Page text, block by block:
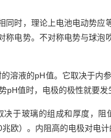
同时，理论上电池电动势应
电势。不对称电势与球
溶液的pH值。它取决于内
pH值时，电极的极性就要发
于玻璃的组成和厚度，
兆欧）。内阻高的电极对电